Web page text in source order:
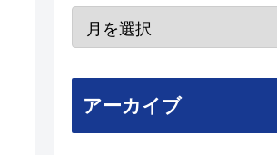
アーカイブ